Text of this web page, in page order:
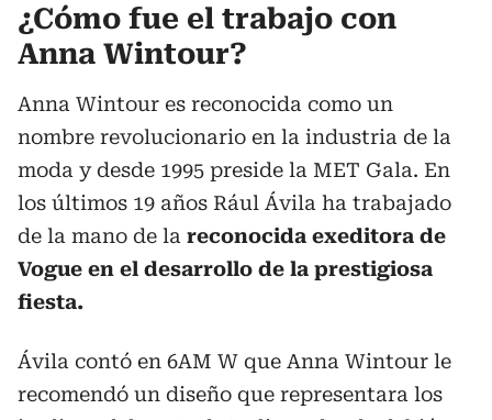
¿Cómo fue el trabajo con
Anna Wintour?
Anna Wintour es reconocida como un
nombre revolucionario en la industria de la
moda y desde 1995 preside la MET Gala. En
los últimos 19 años Rául Ávila ha trabajado
de la mano de la reconocida exeditora de
Vogue en el desarrollo de la prestigiosa
fiesta.
Ávila contó en 6AM W que Anna Wintour le
recomendó un diseño que representara los